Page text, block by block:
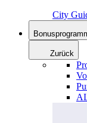
City
Zurück